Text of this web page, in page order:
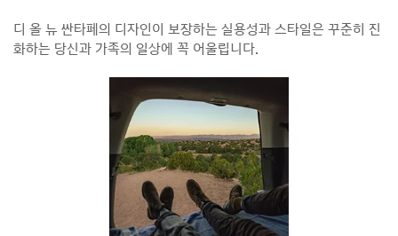
디 올 뉴 싼타페의 디자인이 보장하는 실용성과 스타일은 꾸준히 진
화하는 당신과 가족의 일상에 꼭 어울립니다.